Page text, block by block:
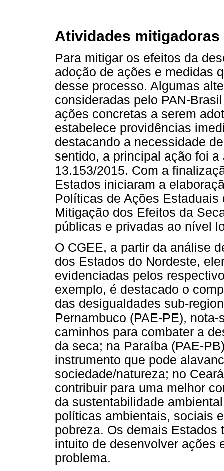
Atividades mitigadoras
Para mitigar os efeitos da
adoção de ações e medidas
desse processo. Algumas
consideradas pelo PAN-
ações concretas a serem
estabelece providências
destacando a necessidade
sentido, a principal ação foi
13.153/2015. Com a
Estados iniciaram a
Políticas de Ações
Mitigação dos Efeitos da
públicas e privadas ao nível
O CGEE, a partir da análise
dos Estados do Nordeste,
evidenciadas pelos
exemplo, é destacado o
das desigualdades sub-
Pernambuco (PAE-PE),
caminhos para combater a
da seca; na Paraíba (PAE-
instrumento que pode
sociedade/natureza; no
contribuir para uma melhor
da sustentabilidade
políticas ambientais, sociais
pobreza. Os demais
intuito de desenvolver ações
problema.